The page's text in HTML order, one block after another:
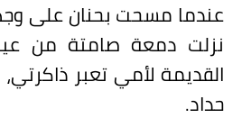
عندما مسحت بحنان على
نزلت دمعة صامتة من
القديمة لأمي تعبر
حداد.